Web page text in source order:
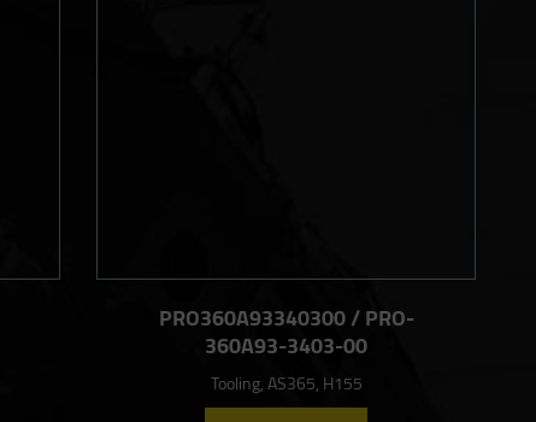
PRO360A93340300 / PRO-
360A93-3403-00
Tooling, AS365, H155